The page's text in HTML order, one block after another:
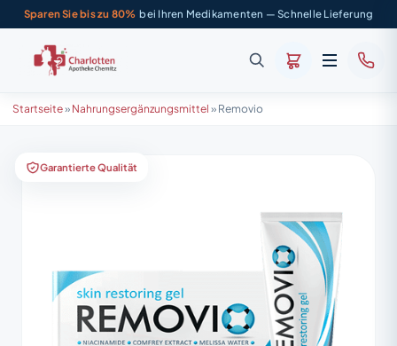
Sparen Sie bis zu 80% bei Ihren Medikamenten — Schnelle Lieferung
Startseite» Nahrungsergänzungsmittel » Removio
Garantierte Qualität